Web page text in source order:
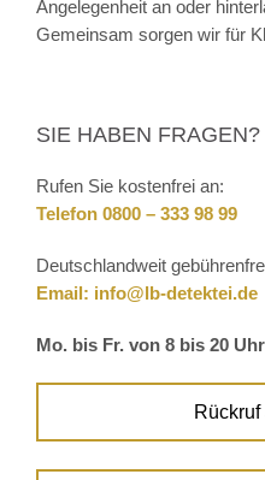
Angelegenheit an oder
Gemeinsam sorgen wir für
SIE HABEN FRAGEN?
Rufen Sie kostenfrei an:
Telefon 0800 – 333 98 99
Deutschlandweit
Email: info@lb-detektei.de
Mo. bis Fr. von 8 bis 20 Uhr